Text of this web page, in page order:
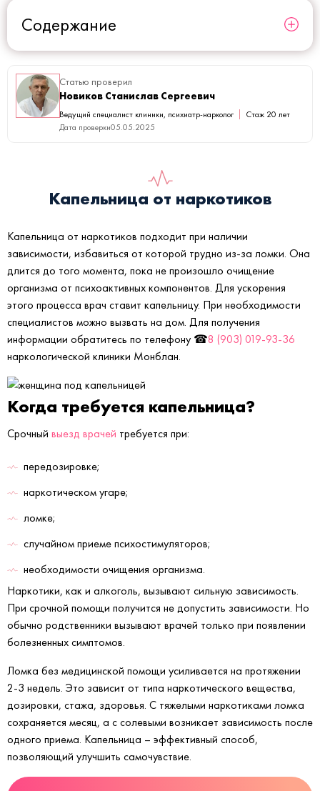
Содержание
Статью проверил
Новиков Станислав Сергеевич
Ведущий специалист клиники, психиатр-нарколог
Стаж 20 лет
Дата проверки05.05.2025
Капельница от наркотиков
Капельница от наркотиков подходит при наличии
зависимости, избавиться от которой трудно из-за ломки. Она
длится до того момента, пока не произошло очищение
организма от психоактивных компонентов. Для ускорения
этого процесса врач ставит капельницу. При необходимости
специалистов можно вызвать на дом. Для получения
информации обратитесь по телефону ☎8 (903) 019-93-36
наркологической клиники Монблан.
Когда требуется капельница?
Срочный выезд врачей требуется при:
передозировке;
наркотическом угаре;
ломке;
случайном приеме психостимуляторов;
необходимости очищения организма.
Наркотики, как и алкоголь, вызывают сильную зависимость.
При срочной помощи получится не допустить зависимости. Но
обычно родственники вызывают врачей только при появлении
болезненных симптомов.
Ломка без медицинской помощи усиливается на протяжении
2-3 недель. Это зависит от типа наркотического вещества,
дозировки, стажа, здоровья. С тяжелыми наркотиками ломка
сохраняется месяц, а с солевыми возникает зависимость после
одного приема. Капельница – эффективный способ,
позволяющий улучшить самочувствие.